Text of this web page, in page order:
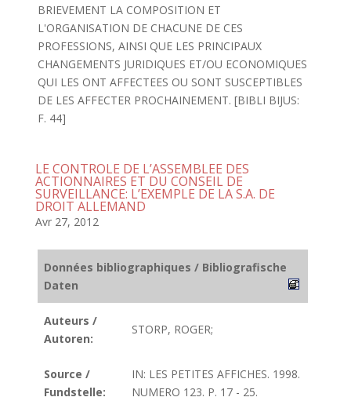
BRIEVEMENT LA COMPOSITION ET
L'ORGANISATION DE CHACUNE DE CES
PROFESSIONS, AINSI QUE LES PRINCIPAUX
CHANGEMENTS JURIDIQUES ET/OU ECONOMIQUES
QUI LES ONT AFFECTEES OU SONT SUSCEPTIBLES
DE LES AFFECTER PROCHAINEMENT. [BIBLI BIJUS:
F. 44]
LE CONTROLE DE L’ASSEMBLEE DES
ACTIONNAIRES ET DU CONSEIL DE
SURVEILLANCE: L’EXEMPLE DE LA S.A. DE
DROIT ALLEMAND
Avr 27, 2012
Données bibliographiques / Bibliografische
Daten
Auteurs /
Autoren:
STORP, ROGER;
Source /
Fundstelle:
IN: LES PETITES AFFICHES. 1998.
NUMERO 123. P. 17 - 25.